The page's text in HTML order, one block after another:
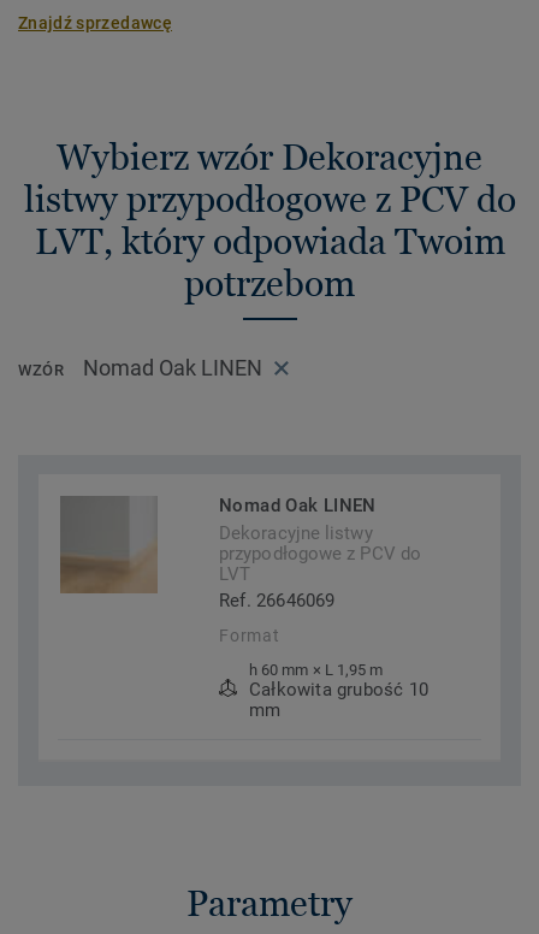
Znajdź sprzedawcę
Wybierz wzór Dekoracyjne
listwy przypodłogowe z PCV do
LVT, który odpowiada Twoim
potrzebom
WZÓR Nomad Oak LINEN
Nomad Oak LINEN
Dekoracyjne listwy
przypodłogowe z PCV do
LVT
Ref. 26646069
Format
h 60 mm × L 1,95 m
Całkowita grubość 10
mm
Parametry